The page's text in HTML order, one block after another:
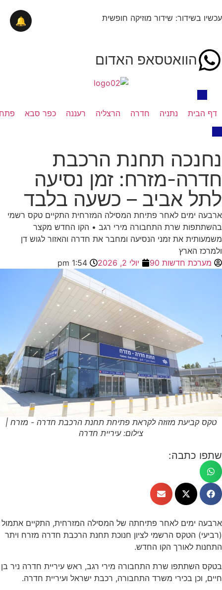
עכשיו בשידור: שידור מוזיקה חופשית
הוואטסאפ האדום
דף הבית נתניה חדרה הרצליה רעננה כפר סבא
נחנכה תחנת הרכבת
חדרה-מזרח: זמן נסיעה
לתל אביב – כשעה בלבד
ארבעה ימים לאחר פתיחת המסילה המזרחית התקיים טקס רשמי
בהשתתפות שרת התחבורה מירי רגב • הקו החדש מקצר
משמעותית את זמני הנסיעה ומחבר את חדרה והאזור לגוש דן
ולמרכז הארץ
מערכת חדשות 90
יולי 2, 2026 1:54 pm
טקס קביעת מזוזה לקראת פתיחת תחנת הרכבת חדרה - מזרח |
צילום: עיריית חדרה
שתפו כתבה:
ארבעה ימים לאחר פתיחתה של המסילה המזרחית, התקיים אתמול
(רביעי) הטקס הרשמי לציון חנוכת תחנת הרכבת חדרה מזרח ויתר
התחנות לאורך הקו החדש.
בטקס השתתפו שרת התחבורה מירי רגב, ראש עיריית חדרה ניר בן
חיים, וכן בכירי משרד התחבורה, רכבת ישראל ועיריית חדרה.
🔔